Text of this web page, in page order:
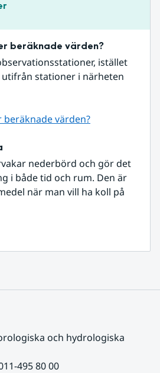
beräknade värden?
istället
stationer i närheten
värden?
nederbörd och gör det
i både tid och rum. Den är
när man vill ha koll på
och hydrologiska
495 80 00